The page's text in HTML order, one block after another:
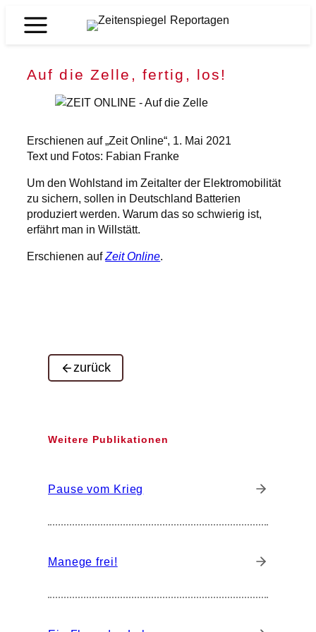
Inhalt
Zeitenspiegel
Auf die Zelle, fertig, los!
Erschienen auf „Zeit Online“, 1. Mai 2021
Text und Fotos: Fabian Franke
Um den Wohlstand im Zeitalter der Elektromobilität
zu sichern, sollen in Deutschland Batterien
produziert werden. Warum das so schwierig ist,
erfährt man in Willstätt.
Erschienen aufZeit Online.
zurück
Weitere Publikationen
Pause vom Krieg
Manege frei!